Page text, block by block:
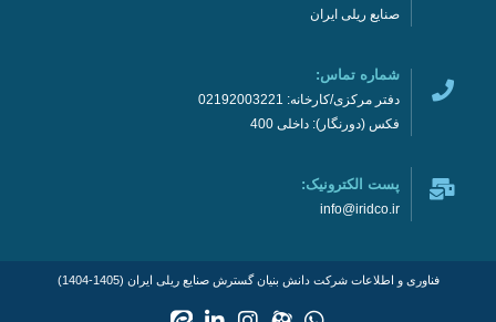
صنایع ریلی ایران
شماره تماس:
دفتر مرکزی/کارخانه: 02192003221
فکس (دورنگار): داخلی 400
پست الکترونیک:
info@iridco.ir
فناوری و اطلاعات شرکت دانش بنیان گسترش صنایع ریلی ایران (1405-1404)